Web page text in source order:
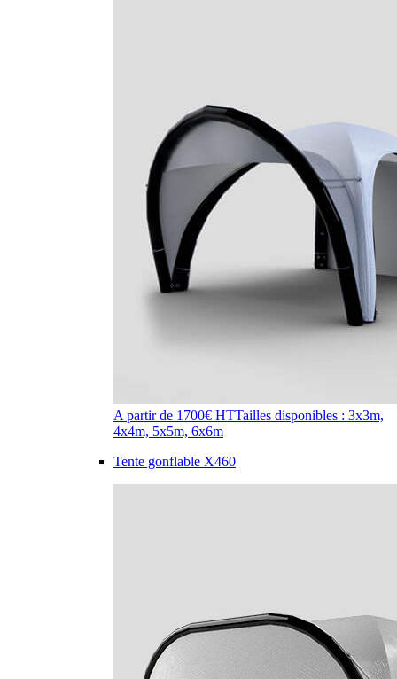
A partir de 1700€ HTTailles disponibles : 3x3m,
4x4m, 5x5m, 6x6m
Tente gonflable X460